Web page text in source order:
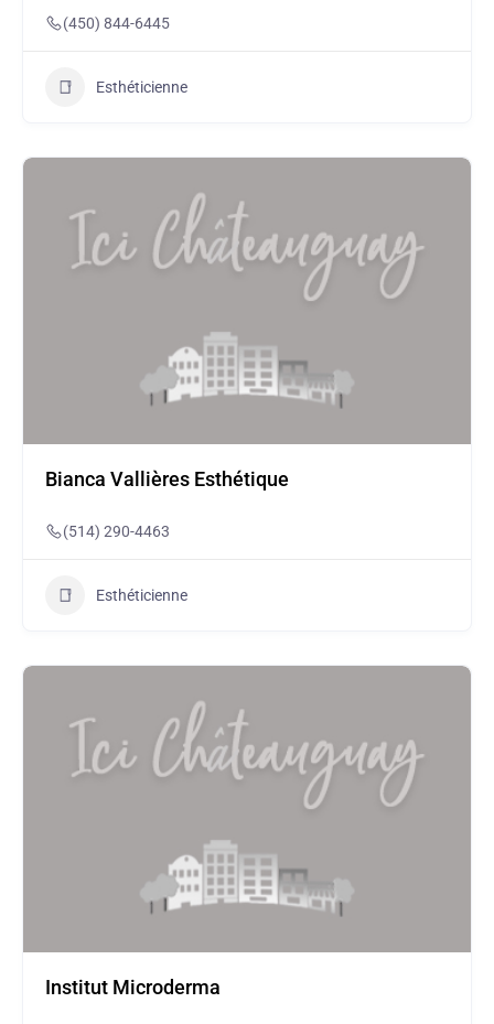
(450) 844-6445
Esthéticienne
Bianca Vallières Esthétique
(514) 290-4463
Esthéticienne
Institut Microderma